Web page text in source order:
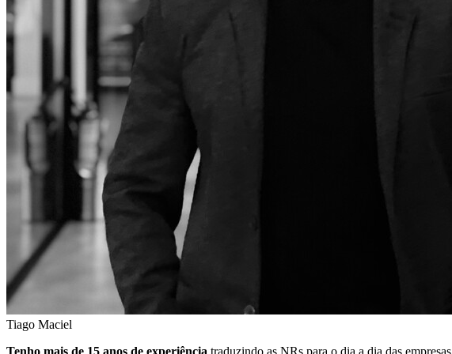
Tiago Maciel
Tenho mais de 15 anos de experiência traduzindo as NRs para o dia a dia das empresas.